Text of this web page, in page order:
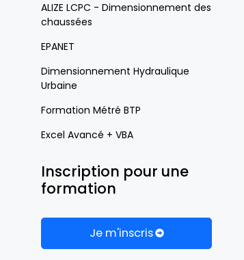
ALIZE LCPC - Dimensionnement des
chaussées
EPANET
Dimensionnement Hydraulique
Urbaine
Formation Métré BTP
Excel Avancé + VBA
Inscription pour une
formation
Je m'inscris